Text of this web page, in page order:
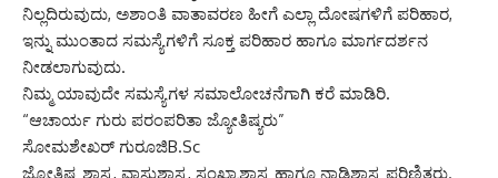
ನಿಲ್ಲದಿರುವುದು, ಅಶಾಂತಿ ವಾತಾವರಣ ಹೀಗೆ ಎಲ್ಲಾ ದೋಷಗಳಿಗೆ ಪರಿಹಾರ,
ಇನ್ನು ಮುಂತಾದ ಸಮಸ್ಯೆಗಳಿಗೆ ಸೂಕ್ತ ಪರಿಹಾರ ಹಾಗೂ ಮಾರ್ಗದರ್ಶನ
ನೀಡಲಾಗುವುದು.
ನಿಮ್ಮ ಯಾವುದೇ ಸಮಸ್ಯೆಗಳ ಸಮಾಲೋಚನೆಗಾಗಿ ಕರೆ ಮಾಡಿರಿ.
“ಆಚಾರ್ಯ ಗುರು ಪರಂಪರಿತಾ ಜ್ಯೋತಿಷ್ಯರು”
ಸೋಮಶೇಖರ್ ಗುರೂಜಿB.Sc
ಜ್ಯೋತಿಷ್ಯ ಶಾಸ್ತ್ರ, ವಾಸ್ತುಶಾಸ್ತ್ರ, ಸಂಖ್ಯಾಶಾಸ್ತ್ರ ಹಾಗೂ ನಾಡಿಶಾಸ್ತ್ರ ಪರಿಣಿತರು.